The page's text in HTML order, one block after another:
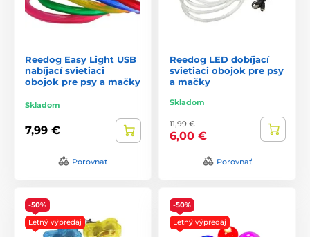
Reedog Easy Light USB
nabíjací svietiaci
obojok pre psy a mačky
Skladom
7,99 €
Porovnať
Reedog LED dobíjací
svietiaci obojok pre psy
a mačky
Skladom
11,99 €
6,00 €
Porovnať
-50%
Letný výpredaj
-50%
Letný výpredaj